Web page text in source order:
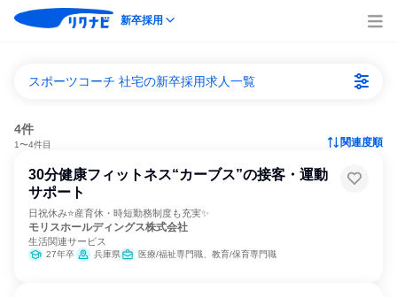
新卒採用
スポーツコーチ 社宅の新卒採用求人一覧
4件
1〜4件目 関連度順
30分健康フィットネス“カーブス”の接客・運動
サポート
日祝休み⭐産育休・時短勤務制度も充実✨
モリスホールディングス株式会社
生活関連サービス
27年卒 兵庫県 医療/福祉専門職、教育/保育専門職